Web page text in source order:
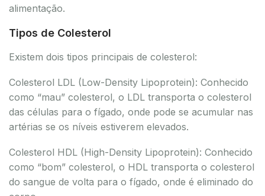
alimentação.
Tipos de Colesterol
Existem dois tipos principais de colesterol:
Colesterol LDL (Low-Density Lipoprotein): Conhecido
como “mau” colesterol, o LDL transporta o colesterol
das células para o fígado, onde pode se acumular nas
artérias se os níveis estiverem elevados.
Colesterol HDL (High-Density Lipoprotein): Conhecido
como “bom” colesterol, o HDL transporta o colesterol
do sangue de volta para o fígado, onde é eliminado do